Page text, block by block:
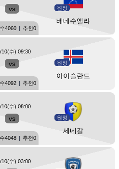
vs 원정
베네수엘라
4060 | 추천0
vs 원정
아이슬란드
10(수) 09:30
4092 | 추천0
vs 원정
세네갈
10(수) 08:00
4048 | 추천0
10(수) 03:00